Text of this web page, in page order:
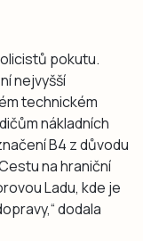
pokutu.
nejvyšší
technickém
nákladních
B4 z důvodu
na hraniční
Ladu, kde je
dodala